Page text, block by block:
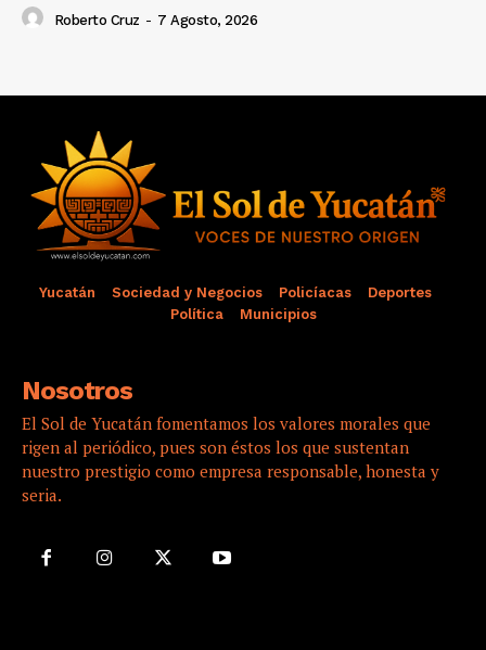
Roberto Cruz - 7 Agosto, 2026
Yucatán Sociedad y Negocios Policíacas
Deportes
Política
Municipios
Nosotros
El Sol de Yucatán fomentamos los valores morales que
rigen al periódico, pues son éstos los que sustentan
nuestro prestigio como empresa responsable, honesta y
seria.